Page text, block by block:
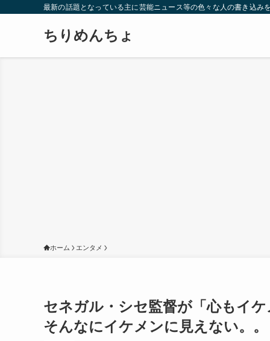
最新の話題となっている主に芸能ニュース等の色々な人の書き込
ちりめんちょ
ホーム エンタメ
セネガル・シセ監督が「心もイ
そんなにイケメンに見えない。。